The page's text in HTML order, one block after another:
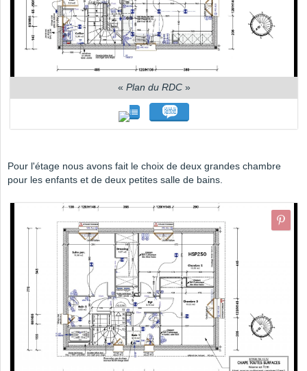
« Plan du RDC»
Pour l'étage nous avons fait le choix de deux grandes chambre
pour les enfants et de deux petites salle de bains.